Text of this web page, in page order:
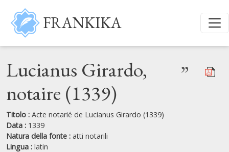
Salta al contenuto principale
FRANKIKA
Lucianus Girardo,
notaire (1339)
”
Titolo : Acte notarié de Lucianus Girardo (1339)
Data : 1339
Natura della fonte : atti notarili
Lingua : latin